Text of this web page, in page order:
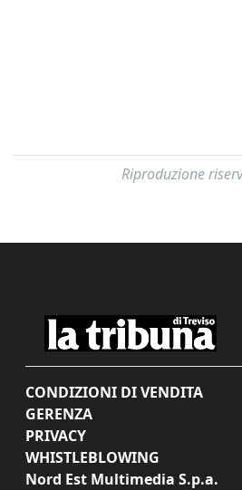
Riproduzione
CONDIZIONI DI VENDITA
GERENZA
PRIVACY
WHISTLEBLOWING
Nord Est Multimedia S.p.a.